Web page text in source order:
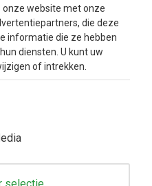
onswebsite met onze
die deze
informatie die ze hebben
diensten. U kunt uw
of intrekken.